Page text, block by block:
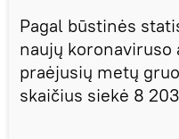
Pagal būstinės
naujų
praėjusių metų
skaičius siekė 8